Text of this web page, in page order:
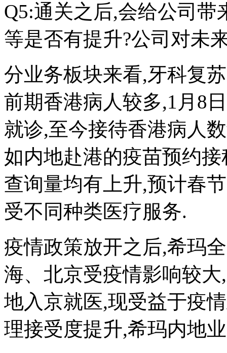
Q5:通关之后,会给公司
等是否有提升?公司对未
分业务板块来看,牙科复
前期香港病人较多,1月8
就诊,至今接待香港病人
如内地赴港的疫苗预约
查询量均有上升,预计春
受不同种类医疗服务.
疫情政策放开之后,希玛
海、北京受疫情影响较
地入京就医,现受益于疫
理接受度提升,希玛内地